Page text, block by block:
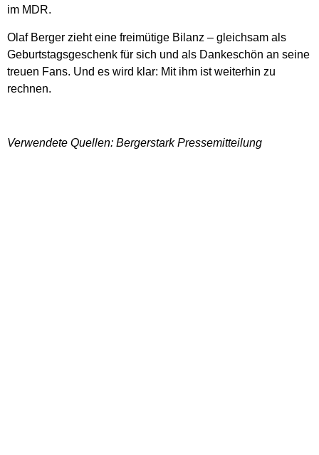
im MDR.
Olaf Berger zieht eine freimütige Bilanz – gleichsam als
Geburtstagsgeschenk für sich und als Dankeschön an seine
treuen Fans. Und es wird klar: Mit ihm ist weiterhin zu
rechnen.
Verwendete Quellen: Bergerstark Pressemitteilung